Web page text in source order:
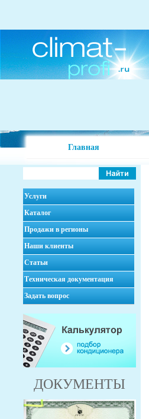
Главная
Услуги
Каталог
Продажи в регионы
Наши клиенты
Статьи
Техническая документация
Задать вопрос
ДОКУМЕНТЫ